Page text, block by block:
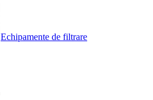
Echipamente de filtrare